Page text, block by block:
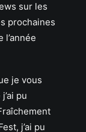
sur les
prochaines
je vous
pu
j’ai pu